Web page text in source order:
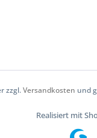
zzgl.Versandkosten und
Realisiert mit